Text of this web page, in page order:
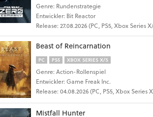
Genre: Rundenstrategie
Entwickler: Bit Reactor
Release: 27.08.2026 (PC, PS5, Xbox Series
Beast of Reincarnation
PC PS5 XBOX SERIES X/S
Genre: Action-Rollenspiel
Entwickler: Game Freak Inc.
Release: 04.08.2026 (PC, PS5, Xbox Series
Mistfall Hunter